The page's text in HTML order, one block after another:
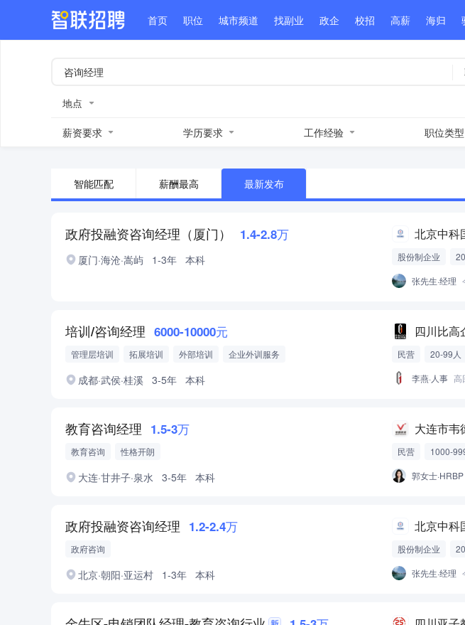
首页 职位 城市频道 找副业 政企 校招 高薪 海归
地点
薪资要求 学历要求 工作经验 职位类型
智能匹配 薪酬最高 最新发布
政府投融资咨询经理（厦门） 1.4-2.8万
厦门·海沧·嵩屿 1-3年 本科
北京中科
股份制企业
张先生·经理
培训/咨询经理 6000-10000元
管理层培训 拓展培训 外部培训 企业外训服务
成都·武侯·桂溪 3-5年 本科
四川比高
民营 20-99人
李燕·人事 高
教育咨询经理 1.5-3万
教育咨询 性格开朗
大连·甘井子·泉水 3-5年 本科
大连市韦
民营 1000-
郭女士·HRBP
政府投融资咨询经理 1.2-2.4万
政府咨询
北京·朝阳·亚运村 1-3年 本科
北京中科
股份制企业
张先生·经理